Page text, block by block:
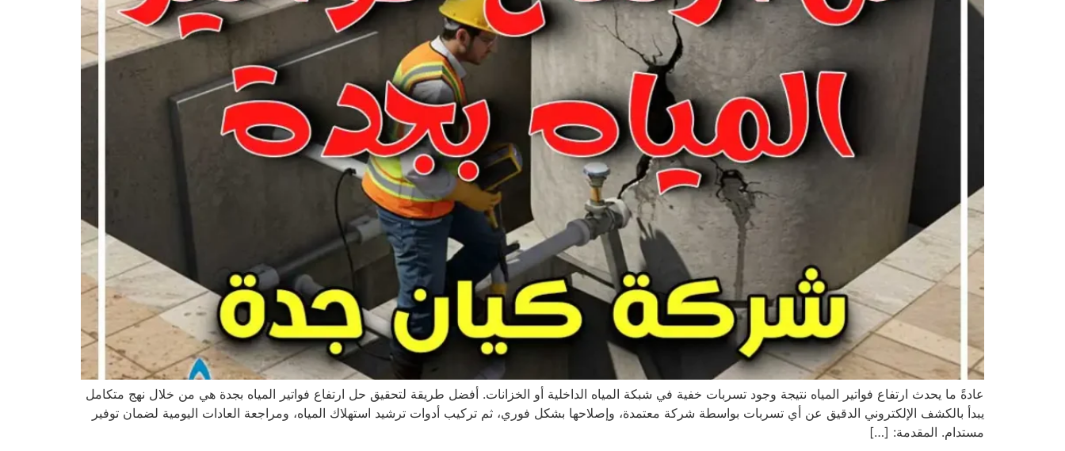
عادةً ما يحدث ارتفاع فواتير المياه نتيجة وجود تسربات خفية في شبكة المياه الداخلية أو الخزانات. أفضل طريقة لتحقيق حل ارتفاع فواتير المياه بجدة هي من خلال نهج متكامل
يبدأ بالكشف الإلكتروني الدقيق عن أي تسربات بواسطة شركة معتمدة، وإصلاحها بشكل فوري، ثم تركيب أدوات ترشيد استهلاك المياه، ومراجعة العادات اليومية لضمان توفير
مستدام. المقدمة: […]